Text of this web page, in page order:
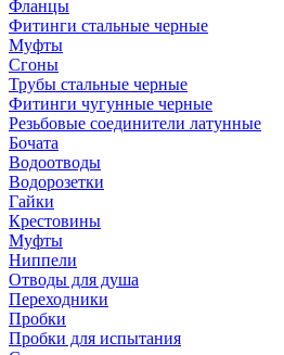
Фланцы
Фитинги стальные черные
Муфты
Сгоны
Трубы стальные черные
Фитинги чугунные черные
Резьбовые соединители латунные
Бочата
Водоотводы
Водорозетки
Гайки
Крестовины
Муфты
Ниппели
Отводы для душа
Переходники
Пробки
Пробки для испытания